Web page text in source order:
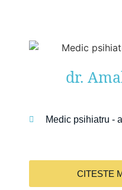
dr.
Medic psihiatru -
CITESTE